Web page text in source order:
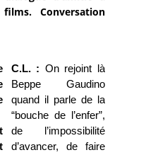
Conversation
C.L. : On rejoint là
Beppe Gaudino
quand il parle de la
“bouche de l’enfer”,
de l’impossibilité
d’avancer, de faire